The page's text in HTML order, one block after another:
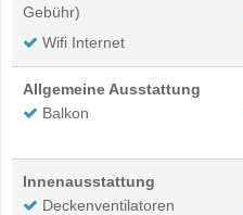
Gebühr)
Wifi Internet
Allgemeine Ausstattung
Balkon
Innenausstattung
Deckenventilatoren